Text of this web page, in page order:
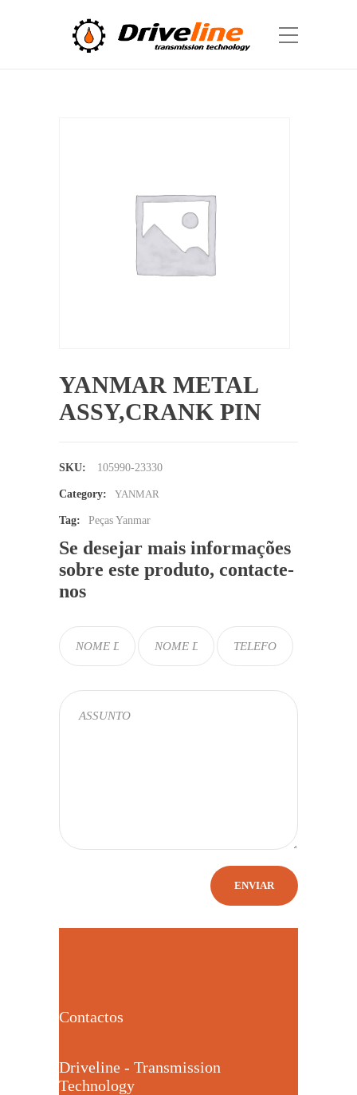
YANMAR METAL
ASSY,CRANK PIN
SKU: 105990-23330
Category: YANMAR
Tag: Peças Yanmar
Se desejar mais informações
sobre este produto, contacte-
nos
Contactos
Driveline - Transmission
Technology